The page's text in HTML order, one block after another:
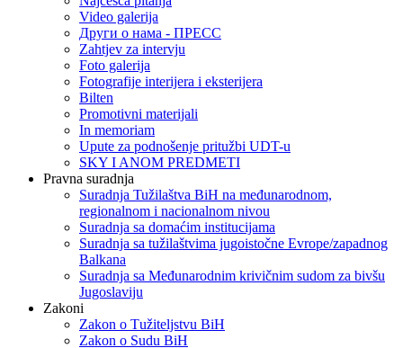
Video galerija
Други о нама - ПРЕСC
Zahtjev za intervju
Foto galerija
Fotografije interijera i eksterijera
Bilten
Promotivni materijali
In memoriam
Upute za podnošenje pritužbi UDT-u
SKY I ANOM PREDMETI
Pravna suradnja
Suradnja Tužilaštva BiH na međunarodnom,
regionalnom i nacionalnom nivou
Suradnja sa domaćim institucijama
Suradnja sa tužilaštvima jugoistočne Evrope/zapadnog
Balkana
Suradnja sa Međunarodnim krivičnim sudom za bivšu
Jugoslaviju
Zakoni
Zakon o Тužiteljstvu BiH
Zakon o Sudu BiH